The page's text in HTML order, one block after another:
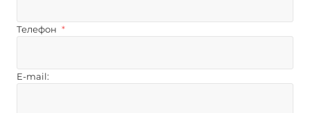
Телефон *
E-mail: